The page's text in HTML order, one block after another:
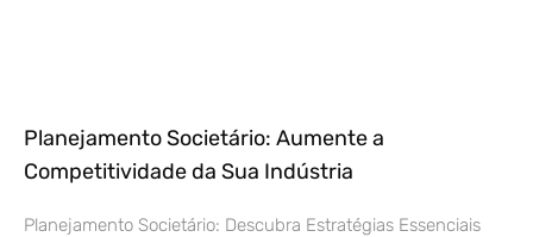
Planejamento Societário: Aumente a
Competitividade da Sua Indústria
Planejamento Societário: Descubra Estratégias Essenciais